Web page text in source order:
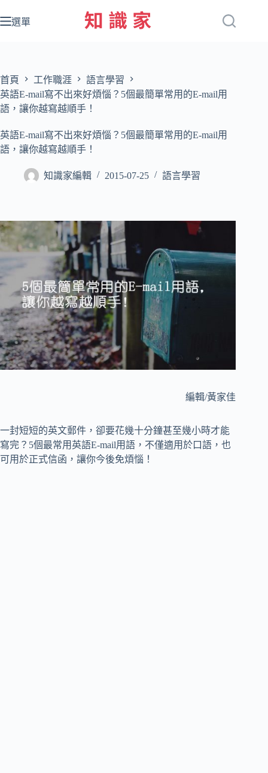
至
容
選單
首頁 工作職涯
語言學習
英語E-mail寫不出來好煩惱？5個最簡單常用的E-mail用
語，讓你越寫越順手！
英語E-mail寫不出來好煩惱？5個最簡單常用的E-mail用
語，讓你越寫越順手！
知識家編輯 2015-07-25 語言學習
編輯/黃家佳
一封短短的英文郵件，卻要花幾十分鐘甚至幾小時才能
寫完？5個最常用英語E-mail用語，不僅適用於口語，也
可用於正式信函，讓你今後免煩惱！